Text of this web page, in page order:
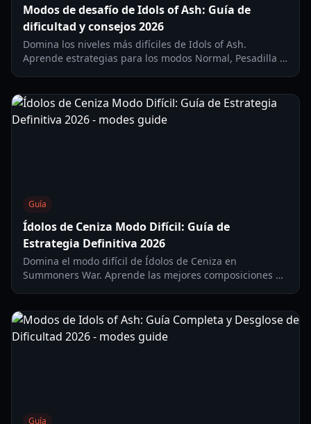
Modos de desafío de Idols of Ash: Guía de
dificultad y consejos 2026
Domina los niveles más difíciles de Idols of Ash.
Aprende estrategias para los modos Normal, Pesadilla y
Guía
Ídolos de Ceniza Modo Difícil: Guía de
Estrategia Definitiva 2026
Domina el modo difícil de Ídolos de Ceniza en
Summoners War. Aprende las mejores composiciones de
Guía